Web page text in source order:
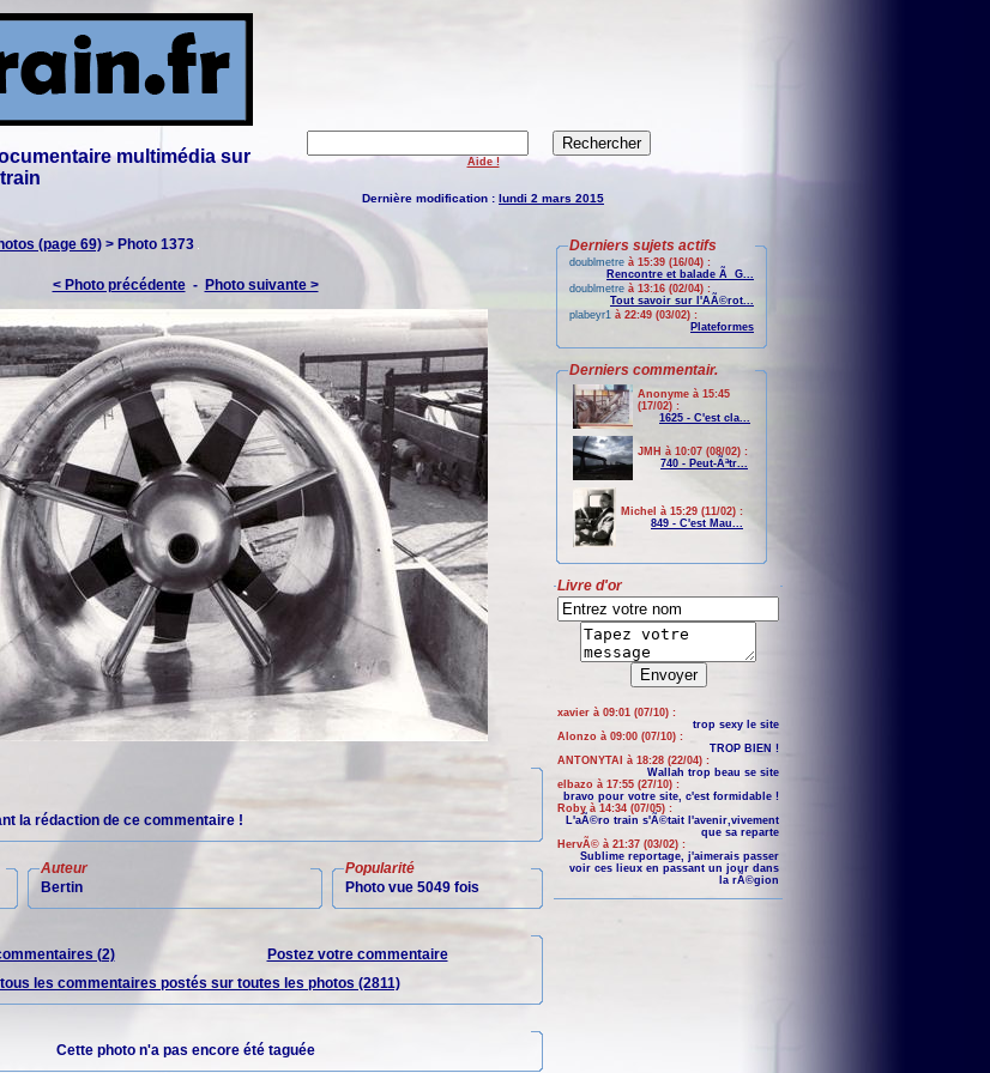
multimédia sur
Aide !
Dernière modification : lundi 2 mars 2015
(page 69) > Photo 1373
< Photo précédente- Photo suivante >
la rédaction de ce commentaire !
Auteur
Bertin
Popularité
Photo vue 5049 fois
(2)
Postez votre commentaire
les commentaires postés sur toutes les photos (2811)
Cette photo n'a pas encore été taguée
Derniers sujets actifs
doublmetre à 15:39 (16/04) :
Rencontre et balade Ã G...
doublmetre à 13:16 (02/04) :
Tout savoir sur l'AÃ©rot...
plabeyr1 à 22:49 (03/02) :
Plateformes
Derniers commentair.
Anonyme à 15:45
(17/02) :
1625 - C'est cla...
JMH à 10:07 (08/02) :
740 - Peut-Ãªtr...
Michel à 15:29 (11/02) :
849 - C'est Mau...
Livre d'or
xavier à 09:01 (07/10) :
trop sexy le site
Alonzo à 09:00 (07/10) :
TROP BIEN !
ANTONYTAI à 18:28 (22/04) :
Wallah trop beau se site
elbazo à 17:55 (27/10) :
bravo pour votre site, c'est formidable !
Roby à 14:34 (07/05) :
L'aÃ©ro train s'Ã©tait l'avenir,vivement
que sa reparte
HervÃ© à 21:37 (03/02) :
Sublime reportage, j'aimerais passer
voir ces lieux en passant un jour dans
la rÃ©gion